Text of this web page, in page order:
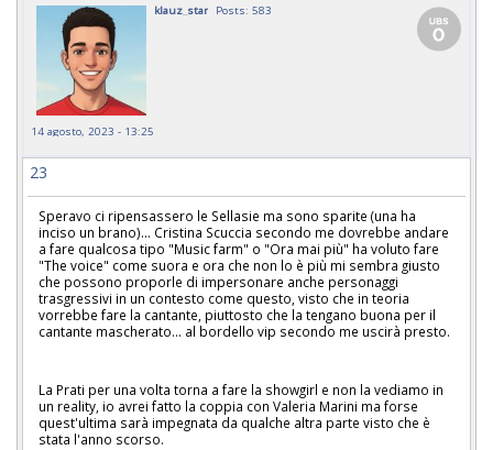
klauz_star Posts: 583
14 agosto, 2023 - 13:25
23
Speravo ci ripensassero le Sellasie ma sono sparite (una ha
inciso un brano)... Cristina Scuccia secondo me dovrebbe andare
a fare qualcosa tipo "Music farm" o "Ora mai più" ha voluto fare
"The voice" come suora e ora che non lo è più mi sembra giusto
che possono proporle di impersonare anche personaggi
trasgressivi in un contesto come questo, visto che in teoria
vorrebbe fare la cantante, piuttosto che la tengano buona per il
cantante mascherato... al bordello vip secondo me uscirà presto.
La Prati per una volta torna a fare la showgirl e non la vediamo in
un reality, io avrei fatto la coppia con Valeria Marini ma forse
quest'ultima sarà impegnata da qualche altra parte visto che è
stata l'anno scorso.